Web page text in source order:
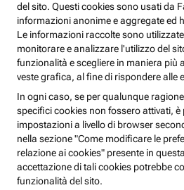
del sito. Questi cookies sono usati da
informazioni anonime e aggregate ed
Le informazioni raccolte sono
monitorare e analizzare l'utilizzo del
funzionalità e scegliere in maniera più
veste grafica, al fine di rispondere alle
In ogni caso, se per qualunque
specifici cookies non fossero attivati,
impostazioni a livello di browser
nella sezione "Come modificare le
relazione ai cookies" presente in
accettazione di tali cookies potrebbe
funzionalità del sito.